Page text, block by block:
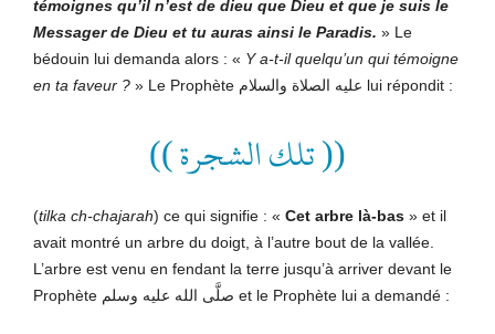
témoignes qu’il n’est de dieu que Dieu et que je suis le
Messager de Dieu et tu auras ainsi le Paradis. » Le
bédouin lui demanda alors : « Y a-t-il quelqu’un qui témoigne
en ta faveur ?
» Le Prophète عليه الصلاة والسلام lui répondit :
(( تلك الشجرة ))
(tilka ch-chajarah) ce qui signifie : « Cet arbre là-bas » et il
avait montré un arbre du doigt, à l’autre bout de la vallée.
L’arbre est venu en fendant la terre jusqu’à arriver devant le
Prophète صلَّى الله عليه وسلم et le Prophète lui a demandé :